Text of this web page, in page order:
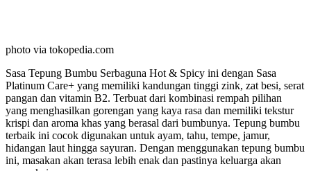
photo via tokopedia.com
Sasa Tepung Bumbu Serbaguna Hot & Spicy ini dengan Sasa
Platinum Care+ yang memiliki kandungan tinggi zink, zat besi, serat
pangan dan vitamin B2. Terbuat dari kombinasi rempah pilihan
yang menghasilkan gorengan yang kaya rasa dan memiliki tekstur
krispi dan aroma khas yang berasal dari bumbunya. Tepung bumbu
terbaik ini cocok digunakan untuk ayam, tahu, tempe, jamur,
hidangan laut hingga sayuran. Dengan menggunakan tepung bumbu
ini, masakan akan terasa lebih enak dan pastinya keluarga akan